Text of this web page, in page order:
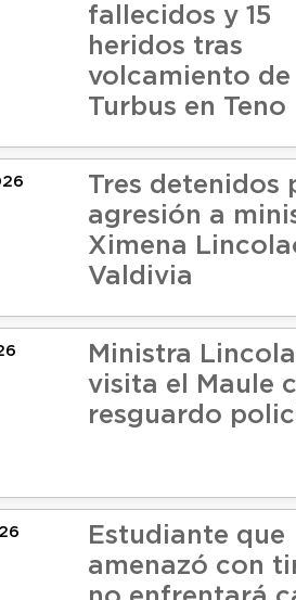
fallecidos y 15
heridos tras
volcamiento de
Turbus en Teno
Tres detenidos
agresión a
Ximena
Valdivia
Ministra
visita el Maule
resguardo
Estudiante que
amenazó con